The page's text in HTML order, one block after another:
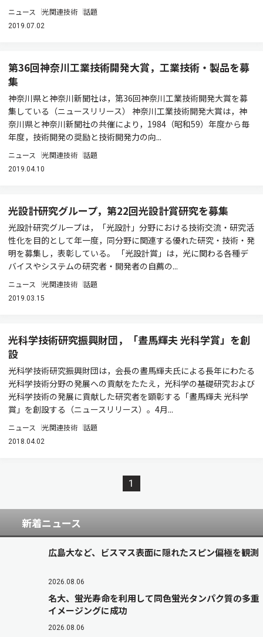
ニュース 光関連技術 話題
2019.07.02
第36回神奈川工業技術開発大賞，工業技術・製品を募
集
神奈川県と神奈川新聞社は，第36回神奈川工業技術開発大賞を募
集している（ニュースリリース） 神奈川工業技術開発大賞は，神
奈川県と神奈川新聞社の共催により，1984（昭和59）年度から毎
年度，技術開発の奨励と技術開発力の向...
ニュース 光関連技術 話題
2019.04.10
光設計研究グループ，第22回光設計賞研究を募集
光設計研究グループは，「光設計」分野における技術交流・研究活
性化を目的として年一度，同分野に関連する優れた研究・技術・発
明を募集し，表彰している。 「光設計賞」は，光に関わる各種デ
バイスやシステムの研究者・開発者の自薦の...
ニュース 光関連技術 話題
2019.03.15
光科学技術研究振興財団，「晝馬輝夫 光科学賞」を創
設
光科学技術研究振興財団は，会長の晝馬輝夫氏による長年にわたる
光科学技術分野の発展への貢献をたたえ，光科学の基礎研究および
光科学技術の発展に貢献した研究者を顕彰する「晝馬輝夫 光科学
賞」を創設する（ニュースリリース）。4月...
ニュース 光関連技術 話題
2018.04.02
1
新着ニュース
広島大など、ビスマス表面に隠れたスピン偏極を観測
2026.08.06
名大、蛍光寿命を利用して同色蛍光タンパク質の多重
イメージングに成功
2026.08.06